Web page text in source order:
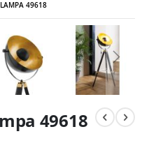
49618
49618
49618